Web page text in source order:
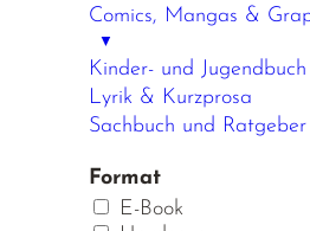
Comics, Mangas &
▼
Kinder- und Jugendbuch
Lyrik & Kurzprosa
Sachbuch und Ratgeber
Format
E-Book